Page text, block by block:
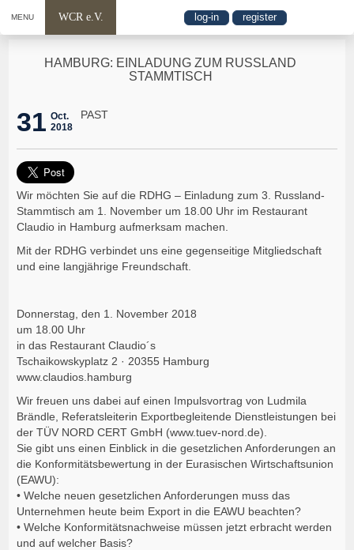
MENU WCR e.V. log-in register
HAMBURG: EINLADUNG ZUM RUSSLAND
STAMMTISCH
31 Oct.
2018
PAST
Wir möchten Sie auf die RDHG – Einladung zum 3. Russland-
Stammtisch am 1. November um 18.00 Uhr im Restaurant
Claudio in Hamburg aufmerksam machen.
Mit der RDHG verbindet uns eine gegenseitige Mitgliedschaft
und eine langjährige Freundschaft.
Donnerstag, den 1. November 2018
um 18.00 Uhr
in das Restaurant Claudio´s
Tschaikowskyplatz 2 · 20355 Hamburg
www.claudios.hamburg
Wir freuen uns dabei auf einen Impulsvortrag von Ludmila
Brändle, Referatsleiterin Exportbegleitende Dienstleistungen bei
der TÜV NORD CERT GmbH (www.tuev-nord.de).
Sie gibt uns einen Einblick in die gesetzlichen Anforderungen an
die Konformitätsbewertung in der Eurasischen Wirtschaftsunion
(EAWU):
• Welche neuen gesetzlichen Anforderungen muss das
Unternehmen heute beim Export in die EAWU beachten?
• Welche Konformitätsnachweise müssen jetzt erbracht werden
und auf welcher Basis?